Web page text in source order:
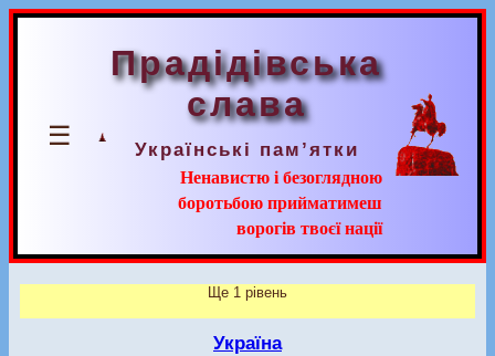
☰
Прадідівська
слава
Українські пам’ятки
Ненавистю і безоглядною
боротьбою прийматимеш
ворогів твоєї нації
Ще 1 рівень
Україна